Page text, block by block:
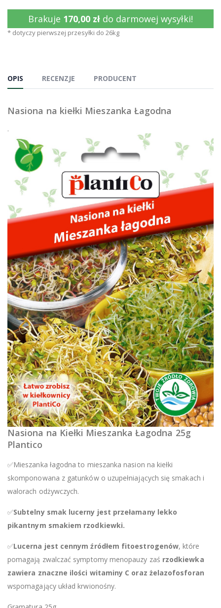
Brakuje 170,00 zł do darmowej wysyłki!
* dotyczy pierwszej przesyłki do 26kg
OPIS RECENZJE PRODUCENT
Nasiona na kiełki Mieszanka Łagodna
.
Nasiona na Kiełki Mieszanka Łagodna 25g
Plantico
✅Mieszanka łagodna to mieszanka nasion na kiełki
skomponowana z gatunków o uzupełniających się smakach i
walorach odżywczych.
✅Subtelny smak lucerny jest przełamany lekko
pikantnym smakiem rzodkiewki.
✅Lucerna jest cennym źródłem fitoestrogenów, które
pomagają zwalczać symptomy menopauzy zaś rzodkiewka
zawiera znaczne ilości witaminy C oraz żelazofosforan
wspomagający układ krwionośny.